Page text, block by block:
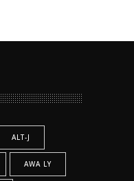
ALT-J
AWA LY